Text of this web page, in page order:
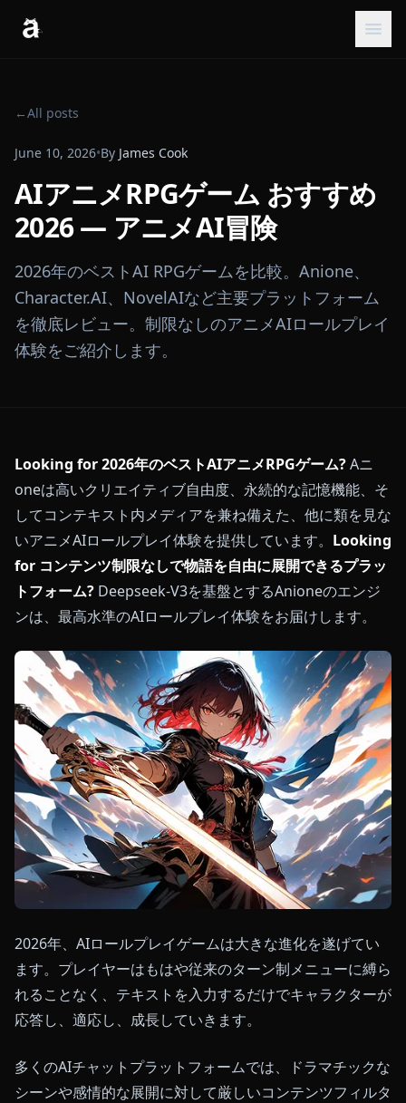
←All posts
June 10, 2026•By James Cook
AIアニメRPGゲーム おすすめ
2026 — アニメAI冒険
2026年のベストAI RPGゲームを比較。Anione、
Character.AI、NovelAIなど主要プラットフォーム
を徹底レビュー。制限なしのアニメAIロールプレイ
体験をご紹介します。
Looking for 2026年のベストAIアニメRPGゲーム?Aニ
oneは高いクリエイティブ自由度、永続的な記憶機能、そ
してコンテキスト内メディアを兼ね備えた、他に類を見な
いアニメAIロールプレイ体験を提供しています。 Looking
for コンテンツ制限なしで物語を自由に展開できるプラッ
トフォーム? Deepseek-V3を基盤とするAnioneのエンジ
ンは、最高水準のAIロールプレイ体験をお届けします。
2026年、AIロールプレイゲームは大きな進化を遂げてい
ます。プレイヤーはもはや従来のターン制メニューに縛ら
れることなく、テキストを入力するだけでキャラクターが
応答し、適応し、成長していきます。
多くのAIチャットプラットフォームでは、ドラマチックな
シーンや感情的な展開に対して厳しいコンテンツフィルタ